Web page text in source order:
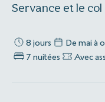
Servance et le col
8 jours De mai à
7 nuitées
Avec